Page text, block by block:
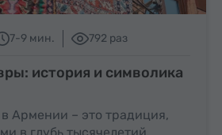
7-9 мин. 792 раз
история и символика
Армении – это традиция,